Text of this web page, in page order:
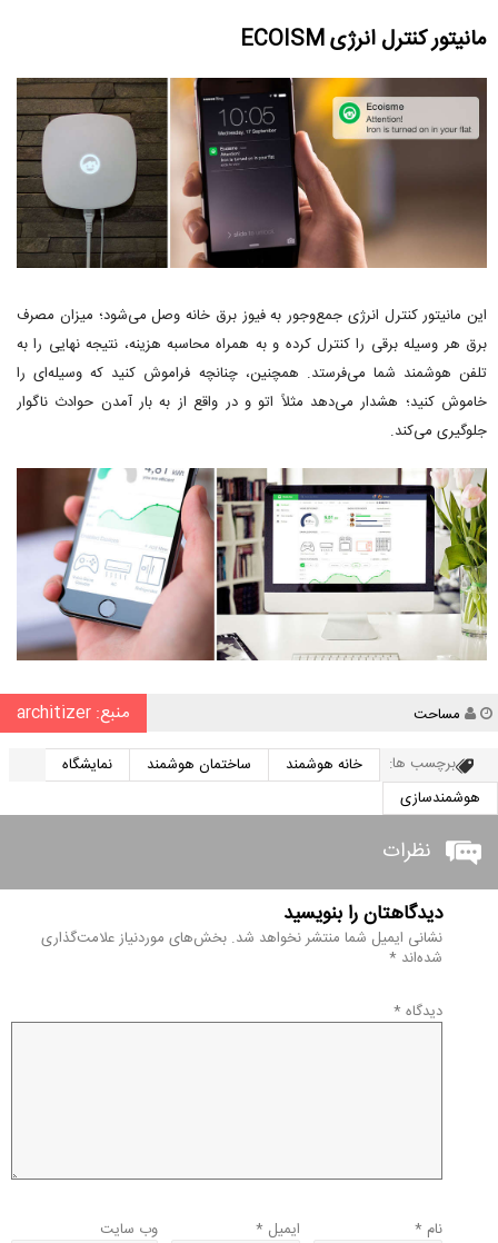
مانیتور کنترل انرژی ECOISM
این مانیتور کنترل انرژی جمع‌وجور به فیوز برق خانه وصل می‌شود؛ میزان مصرف
برق هر وسیله برقی را کنترل کرده و به همراه محاسبه هزینه، نتیجه نهایی را به
تلفن هوشمند شما می‌فرستد. همچنین، چنانچه فراموش کنید که وسیله‌ای را
خاموش کنید؛ هشدار می‌دهد مثلاً اتو و در واقع از به بار آمدن حوادث ناگوار
جلوگیری می‌کند.
نویسنده
مساحت منبع: architizer
برچسب ها: خانه هوشمند ساختمان هوشمند
نمایشگاه
هوشمندسازی
نظرات
دیدگاهتان را بنویسید
نشانی ایمیل شما منتشر نخواهد شد. بخش‌های موردنیاز علامت‌گذاری
شده‌اند *
دیدگاه *
نام * ایمیل * وب‌ سایت